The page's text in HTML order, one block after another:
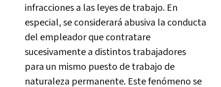
infracciones a las leyes de trabajo. En
especial, se considerará abusiva la conducta
del empleador que contratare
sucesivamente a distintos trabajadores
para un mismo puesto de trabajo de
naturaleza permanente. Este fenómeno se